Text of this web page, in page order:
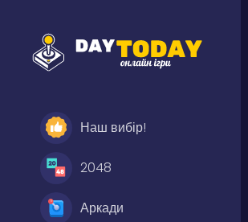
Наш вибір!
2048
Аркади